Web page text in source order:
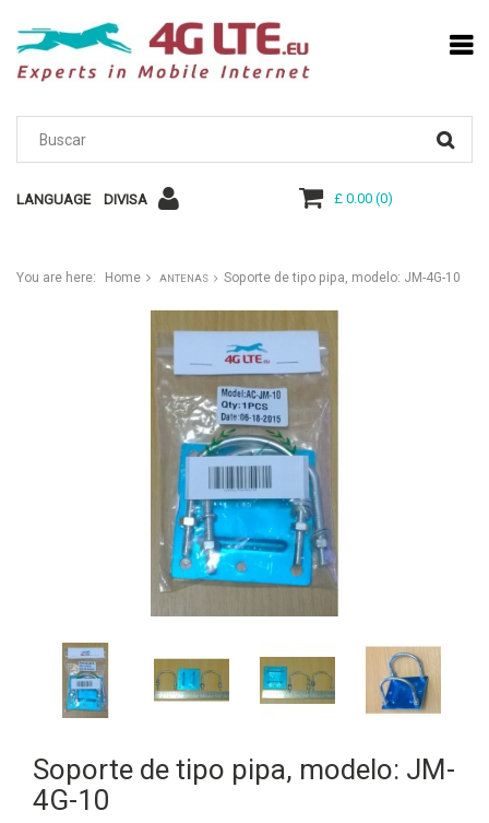
LANGUAGE DIVISA £ 0.00(0)
You are here: Home ANTENAS Soporte de tipo pipa, modelo: JM-4G-10
Soporte de tipo pipa, modelo: JM-
4G-10